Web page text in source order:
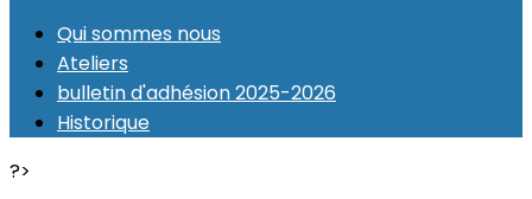
Qui sommes nous
Ateliers
bulletin d'adhésion 2025-2026
Historique
?>